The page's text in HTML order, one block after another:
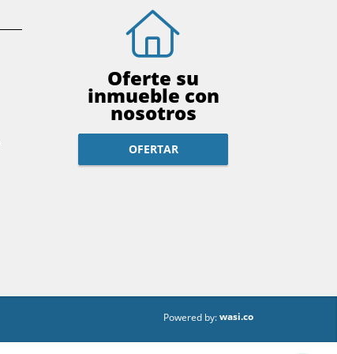
Oferte su
inmueble con
nosotros
OFERTAR
Powered by:wasi.co